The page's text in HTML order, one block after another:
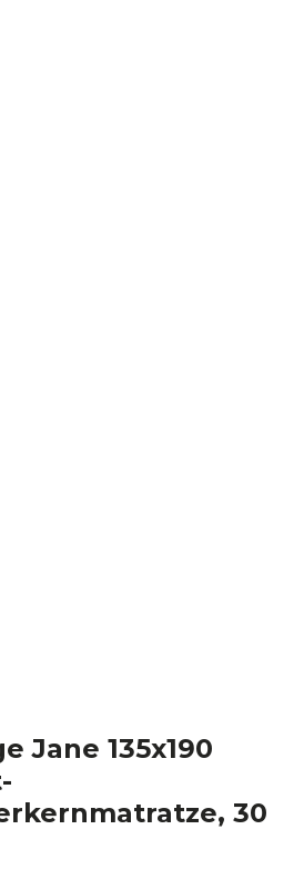
Jane 135x190
30